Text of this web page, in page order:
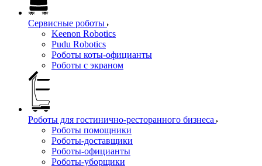
Сервисные роботы
Keenon Robotics
Pudu Robotics
Роботы коты-официанты
Роботы с экраном
Роботы для гостинично-ресторанного бизнеса
Роботы помощники
Роботы-доставщики
Роботы-официанты
Роботы-уборщики